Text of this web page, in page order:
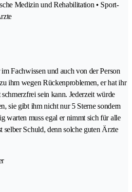
Medizin und Rehabilitation • Sport-
Fachwissen und auch von der Person
ihm wegen Rückenproblemen, er hat ihr
sein kann. Jederzeit würde
sie gibt ihm nicht nur 5 Sterne sondern
warten muss egal er nimmt sich für alle
selber Schuld, denn solche guten Ärzte